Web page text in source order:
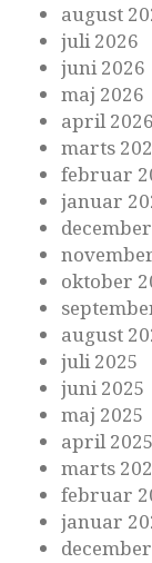
august
juli 2026
juni 2026
maj 2026
april 2026
marts
februar
januar
oktober
august
juli 2025
juni 2025
maj 2025
april 2025
marts
februar
januar